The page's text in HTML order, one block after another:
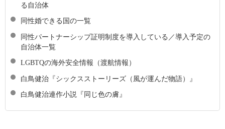
る自治体
同性婚できる国の一覧
同性パートナーシップ証明制度を導入している／導入予定の
自治体一覧
LGBTQの海外安全情報（渡航情報）
白鳥健治『シックスストーリーズ（風が運んだ物語）』
白鳥健治連作小説『同じ色の膚』